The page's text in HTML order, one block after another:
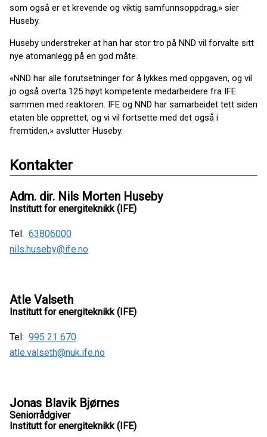
som også er et krevende og viktig samfunnsoppdrag,» sier
Huseby.
Huseby understreker at han har stor tro på NND vil forvalte sitt
nye atomanlegg på en god måte.
«NND har alle forutsetninger for å lykkes med oppgaven, og vil
jo også overta 125 høyt kompetente medarbeidere fra IFE
sammen med reaktoren. IFE og NND har samarbeidet tett siden
etaten ble opprettet, og vi vil fortsette med det også i
fremtiden,» avslutter Huseby.
Kontakter
Adm. dir. Nils Morten Huseby
Institutt for energiteknikk (IFE)
Tel: 63806000
nils.huseby@ife.no
Atle Valseth
Institutt for energiteknikk (IFE)
Tel: 995 21 670
atle.valseth@nuk.ife.no
Jonas Blavik Bjørnes
Seniorrådgiver
Institutt for energiteknikk (IFE)